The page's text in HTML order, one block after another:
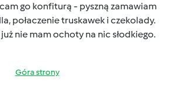
go konfiturą - pyszną zamawiam
połaczenie truskawek i czekolady.
nie mam ochoty na nic słodkiego.
Góra strony